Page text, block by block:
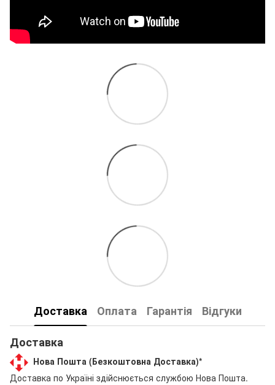
Доставка Оплата Гарантія
Відгуки
Доставка
Нова Пошта (Безкоштовна Доставка)*
Доставка по Україні здійснюється службою Нова Пошта.